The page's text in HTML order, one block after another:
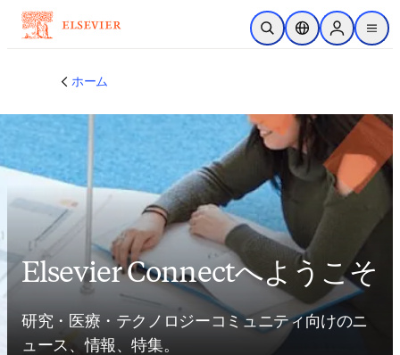
メインのコンテンツにスキップ
検索を開くロケーションセレ
Sign in to
menu
ホーム
Elsevier Connectへようこそ
研究・医療・テクノロジーコミュニティ向けのニ
ュース、情報、特集。